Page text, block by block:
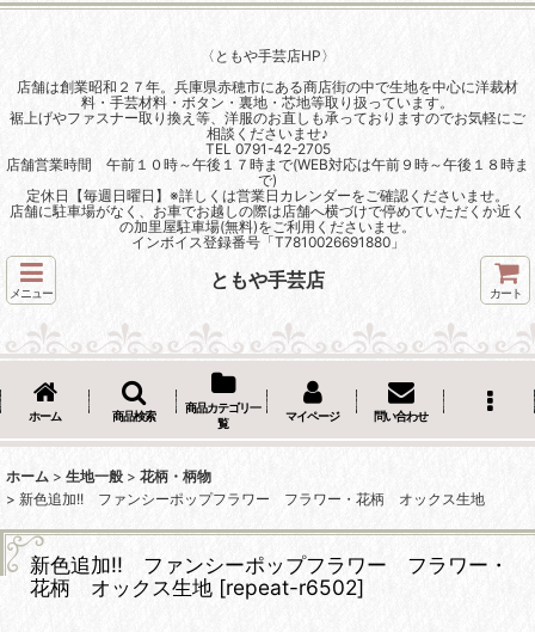
〈ともや手芸店HP〉
店舗は創業昭和２７年。兵庫県赤穂市にある商店街の中で生地を中心に洋裁材
料・手芸材料・ボタン・裏地・芯地等取り扱っています。
裾上げやファスナー取り換え等、洋服のお直しも承っておりますのでお気軽にご
相談くださいませ♪
TEL 0791-42-2705
店舗営業時間 午前１０時～午後１７時まで(WEB対応は午前９時～午後１８時ま
で)
定休日【毎週日曜日】※詳しくは営業日カレンダーをご確認くださいませ。
店舗に駐車場がなく、お車でお越しの際は店舗へ横づけで停めていただくか近く
の加里屋駐車場(無料)をご利用くださいませ。
インボイス登録番号「T7810026691880」
メニュー
ともや手芸店
カート
ホーム 商品検索
商品カテゴリ一
覧
マイページ 問い合わせ
ホーム > 生地一般 > 花柄・柄物
> 新色追加!! ファンシーポップフラワー フラワー・花柄 オックス生地
新色追加!! ファンシーポップフラワー フラワー・
花柄 オックス生地 [repeat-r6502]